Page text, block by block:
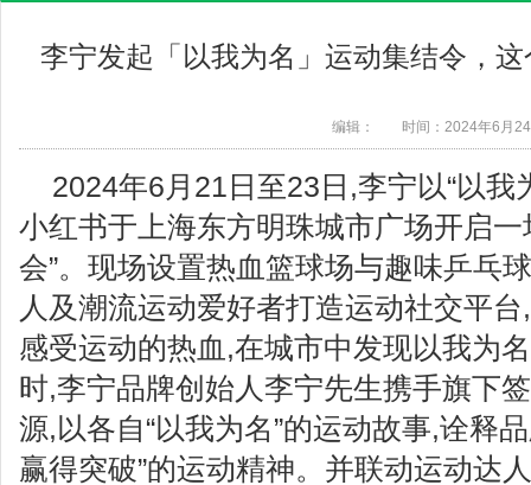
李宁发起「以我为名」运动集结令，
编辑： 时间：2024年6月
2024年6月21日至23日,李宁以“以我
小红书于上海东方明珠城市广场开启一
会”。现场设置热血篮球场与趣味乒乓
人及潮流运动爱好者打造运动社交平
感受运动的热血,在城市中发现以我为
时,李宁品牌创始人李宁先生携手旗下
源,以各自“以我为名”的运动故事,诠释
赢得突破”的运动精神。并联动运动达